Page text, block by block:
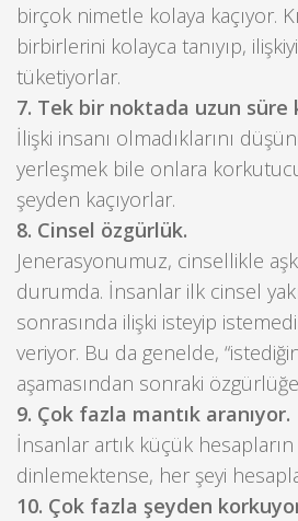
birçok nimetle kolaya kaçıyor.
birbirlerini kolayca tanıyıp,
tüketiyorlar.
7. Tek bir noktada uzun süre
İlişki insanı olmadıklarını
yerleşmek bile onlara
şeyden kaçıyorlar.
8. Cinsel özgürlük.
Jenerasyonumuz, cinsellikle
durumda. İnsanlar ilk cinsel
sonrasında ilişki isteyip
veriyor. Bu da genelde,
aşamasından sonraki özgürlüğe
9. Çok fazla mantık aranıyor.
İnsanlar artık küçük
dinlemektense, her şeyi
10. Çok fazla şeyden